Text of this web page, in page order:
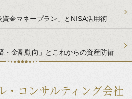
金マネープラン」とNISA活用術
・金融動向」とこれからの資産防衛
・コンサルティング会社